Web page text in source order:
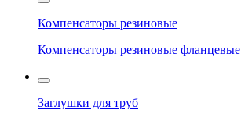
Компенсаторы резиновые
Компенсаторы резиновые фланцевые
Заглушки для труб